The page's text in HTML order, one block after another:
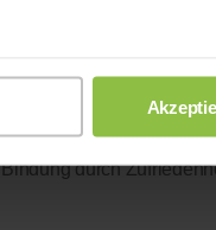
100%
Bindung durch